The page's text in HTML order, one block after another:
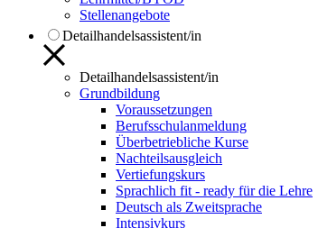
Stellenangebote
Detailhandelsassistent/in
Detailhandelsassistent/in
Grundbildung
Voraussetzungen
Berufsschulanmeldung
Überbetriebliche Kurse
Nachteilsausgleich
Vertiefungskurs
Sprachlich fit - ready für die Lehre
Deutsch als Zweitsprache
Intensivkurs